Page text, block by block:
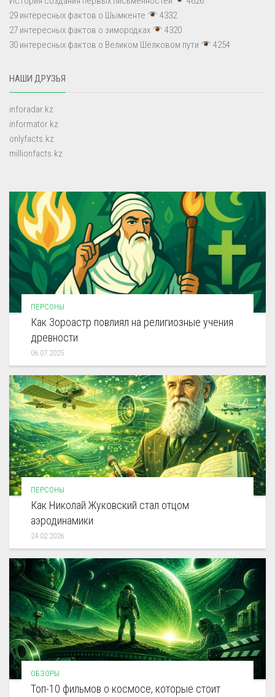
29 интересных фактов о Шымкенте
4332
27 интересных фактов о зимородках
4320
30 интересных фактов о Великом Шёлковом пути
4254
НАШИ ДРУЗЬЯ
inforadar.kz
informator.kz
onlyfacts.kz
millionfacts.kz
ПЕРСОНЫ
Как Зороастр повлиял на религиозные учения
древности
06.07.2025
ПЕРСОНЫ
Как Николай Жуковский стал отцом
аэродинамики
24.02.2026
ОБЗОРЫ
Топ-10 фильмов о космосе, которые стоит